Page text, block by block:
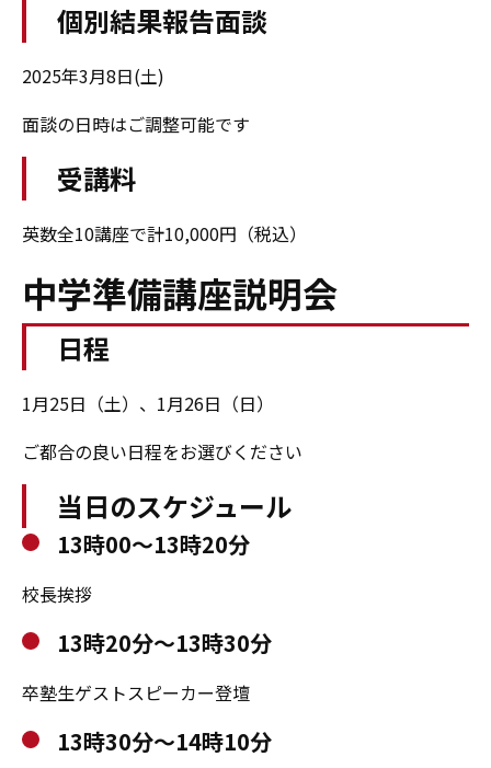
個別結果報告面談
2025年3月8日(土)
面談の日時はご調整可能です
受講料
英数全10講座で計10,000円（税込）
中学準備講座説明会
日程
1月25日（土）、1月26日（日）
ご都合の良い日程をお選びください
当日のスケジュール
13時00～13時20分
校長挨拶
13時20分～13時30分
卒塾生ゲストスピーカー登壇
13時30分～14時10分